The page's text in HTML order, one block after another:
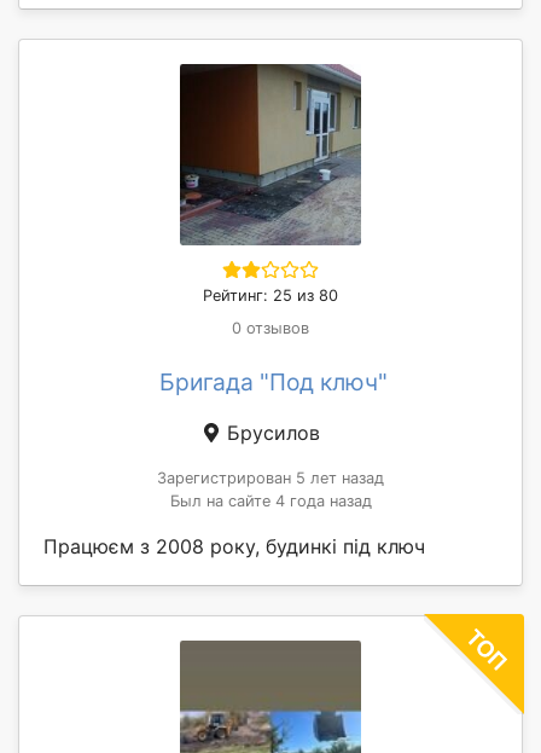
Рейтинг: 25 из 80
0 отзывов
Бригада "Под ключ"
Брусилов
Зарегистрирован 5 лет назад
Был на сайте 4 года назад
Працюєм з 2008 року, будинкі під ключ